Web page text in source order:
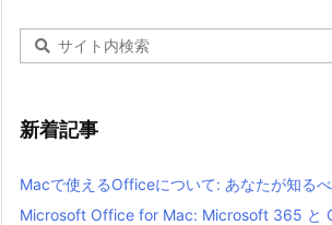
新着記事
Macで使えるOfficeについて: あなたが知る
Microsoft Office for Mac: Microsoft 365 と